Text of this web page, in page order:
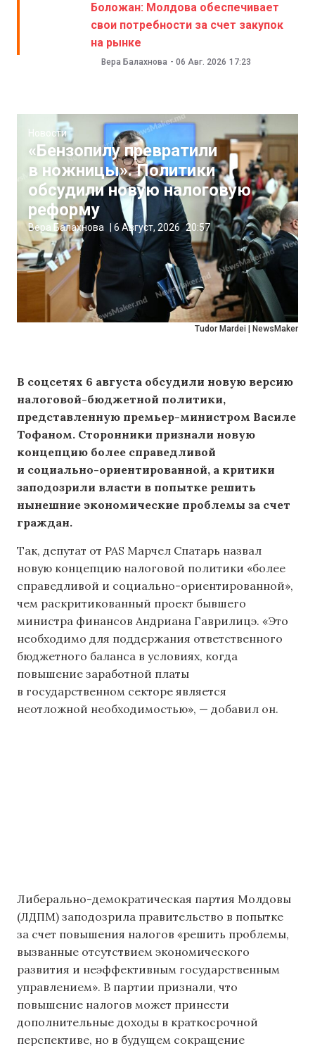
Боложан: Молдова обеспечивает
свои потребности за счет закупок
на рынке
Вера Балахнова - 06 Авг. 2026 17:23
Tudor Mardei | NewsMaker
Новости
«Бензопилу превратили
в ножницы». Политики
обсудили новую налоговую
реформу
Вера Балахнова 6 Август, 2026 20:57
В соцсетях 6 августа обсудили новую версию
налоговой-бюджетной политики,
представленную премьер-министром Василе
Тофаном. Сторонники признали новую
концепцию более справедливой
и социально-ориентированной, а критики
заподозрили власти в попытке решить
нынешние экономические проблемы за счет
граждан.
Так, депутат от PAS Марчел Спатарь назвал
новую концепцию налоговой политики «более
справедливой и социально-ориентированной»,
чем раскритикованный проект бывшего
министра финансов Андриана Гаврилицэ. «Это
необходимо для поддержания ответственного
бюджетного баланса в условиях, когда
повышение заработной платы
в государственном секторе является
неотложной необходимостью», — добавил он.
Либерально-демократическая партия Молдовы
(ЛДПМ) заподозрила правительство в попытке
за счет повышения налогов «решить проблемы,
вызванные отсутствием экономического
развития и неэффективным государственным
управлением». В партии признали, что
повышение налогов может принести
дополнительные доходы в краткосрочной
перспективе, но в будущем сокращение